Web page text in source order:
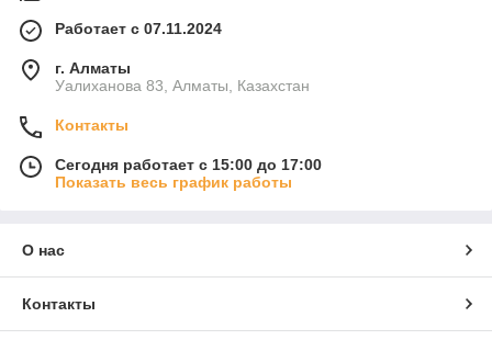
Работает с 07.11.2024
г. Алматы
Уалиханова 83, Алматы, Казахстан
Контакты
Сегодня работает с 15:00 до 17:00
Показать весь график работы
О нас
Контакты